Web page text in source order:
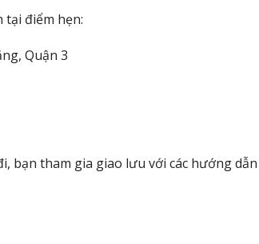
tại điểm hẹn:
Quận 3
bạn tham gia giao lưu với các hướng dẫn